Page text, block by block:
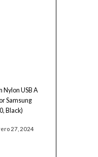
Nylon USB A
Samsung
Black)
27, 2024